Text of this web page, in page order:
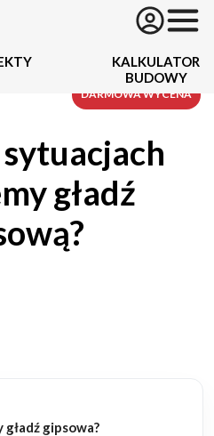
KALKULATOR
BUDOWY
gładź
gipsowa?
DARMOWA WYCENA